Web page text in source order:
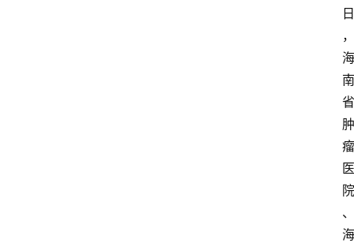
日
，
海
南
省
肿
瘤
医
院
、
海